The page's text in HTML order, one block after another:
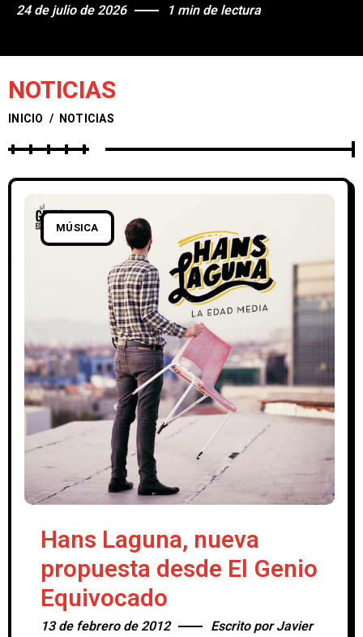
24 de julio de 2026 1 min de lectura
NOTICIAS
INICIO / NOTICIAS
MÚSICA
Hans Laguna, nueva
propuesta desde El Genio
Equivocado
13 de febrero de 2012 Escrito porJavier